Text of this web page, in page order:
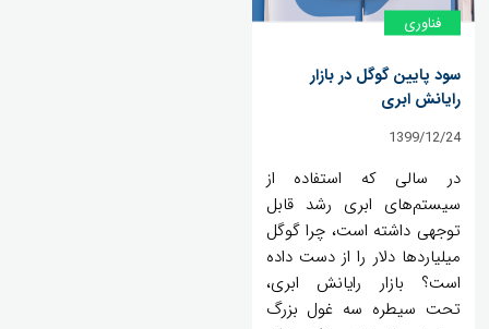
فناوری
سود پایین گوگل در بازار
رایانش ابری
1399/12/24
در سالی که استفاده از
سیستم‌های ابری رشد قابل
توجهی داشته است، چرا گوگل
میلیاردها دلار را از دست داده
است؟ بازار رایانش ابری،
تحت سیطره سه غول بزرگ